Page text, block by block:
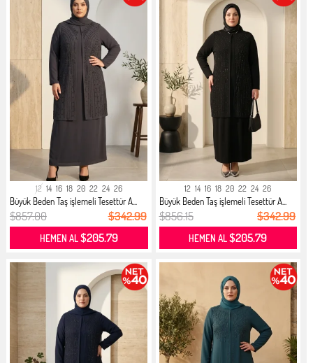
12 14 16 18 20 22 24 26
Büyük Beden Taş işlemeli Tesettür A...
$857.00 $342.99
HEMEN AL$205.79
12 14 16 18 20 22 24 26
Büyük Beden Taş işlemeli Tesettür A...
$856.15 $342.99
HEMEN AL$205.79